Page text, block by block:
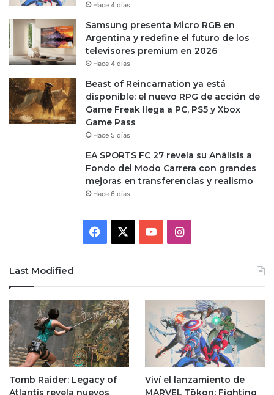
Hace 4 días
Samsung presenta Micro RGB en
Argentina y redefine el futuro de los
televisores premium en 2026
Hace 4 días
Beast of Reincarnation ya está
disponible: el nuevo RPG de acción de
Game Freak llega a PC, PS5 y Xbox
Game Pass
Hace 5 días
EA SPORTS FC 27 revela su Análisis a
Fondo del Modo Carrera con grandes
mejoras en transferencias y realismo
Hace 6 días
Facebook YouTubeInstagram
Last Modified
Tomb Raider: Legacy of
Atlantis revela nuevos
Viví el lanzamiento de
MARVEL Tōkon: Fighting